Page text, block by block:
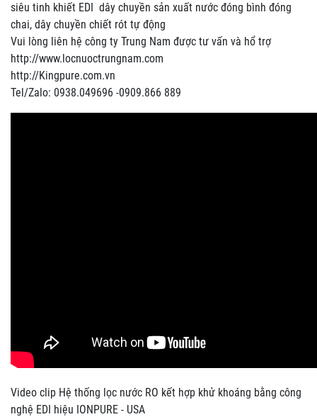
siêu tinh khiết EDI dây chuyền sản xuất nước đóng bình đóng
chai, dây chuyền chiết rót tự động
Vui lòng liên hệ công ty Trung Nam được tư vấn và hổ trợ
http://www.locnuoctrungnam.com
http://Kingpure.com.vn
Tel/Zalo: 0938.049696 -0909.866 889
Video clip Hệ thống lọc nước RO kết hợp khử khoáng bằng công
nghệ EDI hiệu IONPURE - USA